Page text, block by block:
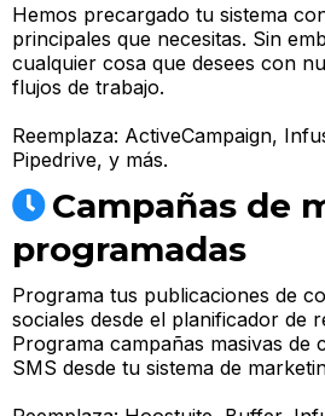
Hemos precargado tu sistema
principales que necesitas. Sin
cualquier cosa que desees con
flujos de trabajo.
Reemplaza: ActiveCampaign,
Pipedrive, y más.
Campañas de
programadas
Programa tus publicaciones de
sociales desde el planificador de
Programa campañas masivas
SMS desde tu sistema de